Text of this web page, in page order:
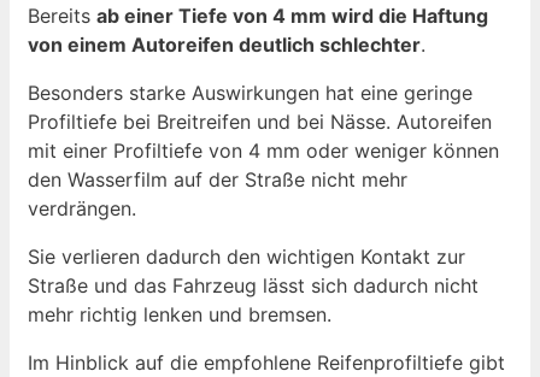
Bereits ab einer Tiefe von 4 mm wird die Haftung
von einem Autoreifen deutlich schlechter.
Besonders starke Auswirkungen hat eine geringe
Profiltiefe bei Breitreifen und bei Nässe. Autoreifen
mit einer Profiltiefe von 4 mm oder weniger können
den Wasserfilm auf der Straße nicht mehr
verdrängen.
Sie verlieren dadurch den wichtigen Kontakt zur
Straße und das Fahrzeug lässt sich dadurch nicht
mehr richtig lenken und bremsen.
Im Hinblick auf die empfohlene Reifenprofiltiefe gibt